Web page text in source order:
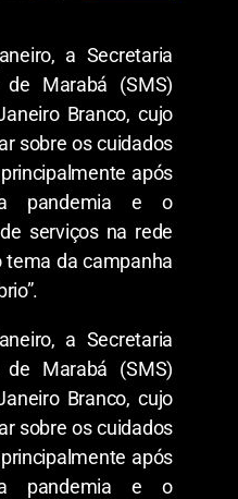
a Secretaria
Marabá (SMS)
Branco, cujo
sobre os cuidados
após
pandemia e o
serviços na rede
tema da campanha
a Secretaria
Marabá (SMS)
Branco, cujo
sobre os cuidados
após
pandemia e o